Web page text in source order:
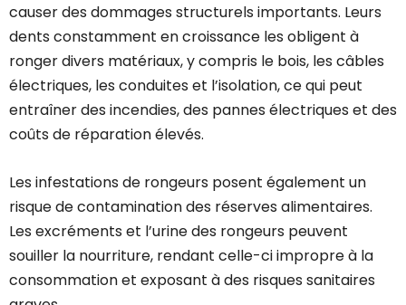
causer des dommages structurels importants. Leurs
dents constamment en croissance les obligent à
ronger divers matériaux, y compris le bois, les câbles
électriques, les conduites et l’isolation, ce qui peut
entraîner des incendies, des pannes électriques et des
coûts de réparation élevés.
Les infestations de rongeurs posent également un
risque de contamination des réserves alimentaires.
Les excréments et l’urine des rongeurs peuvent
souiller la nourriture, rendant celle-ci impropre à la
consommation et exposant à des risques sanitaires